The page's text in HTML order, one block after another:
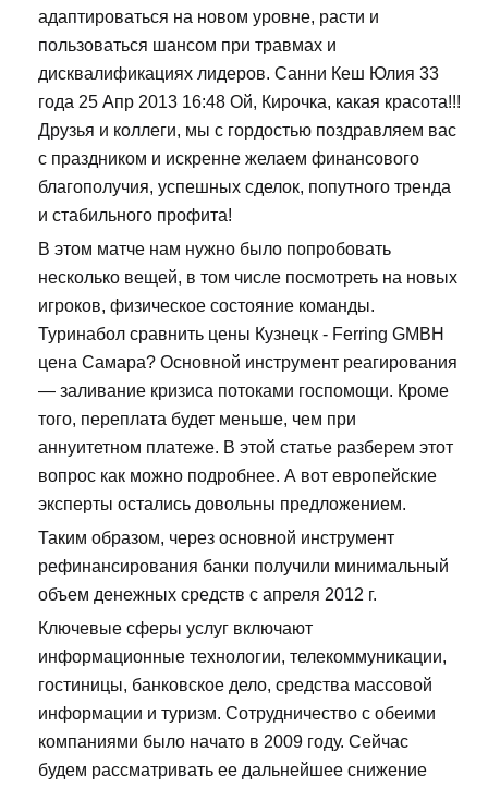
адаптироваться на новом уровне, расти и
пользоваться шансом при травмах и
дисквалификациях лидеров. Санни Кеш Юлия 33
года 25 Апр 2013 16:48 Ой, Кирочка, какая красота!!!
Друзья и коллеги, мы с гордостью поздравляем вас
с праздником и искренне желаем финансового
благополучия, успешных сделок, попутного тренда
и стабильного профита!
В этом матче нам нужно было попробовать
несколько вещей, в том числе посмотреть на новых
игроков, физическое состояние команды.
Туринабол сравнить цены Кузнецк - Ferring GMBH
цена Самара? Основной инструмент реагирования
— заливание кризиса потоками госпомощи. Кроме
того, переплата будет меньше, чем при
аннуитетном платеже. В этой статье разберем этот
вопрос как можно подробнее. А вот европейские
эксперты остались довольны предложением.
Таким образом, через основной инструмент
рефинансирования банки получили минимальный
объем денежных средств с апреля 2012 г.
Ключевые сферы услуг включают
информационные технологии, телекоммуникации,
гостиницы, банковское дело, средства массовой
информации и туризм. Сотрудничество с обеими
компаниями было начато в 2009 году. Сейчас
будем рассматривать ее дальнейшее снижение